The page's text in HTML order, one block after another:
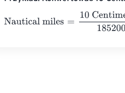
Nautical miles
10 Centimeters